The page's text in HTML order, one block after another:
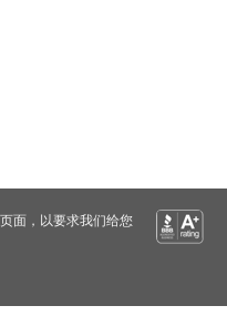
页面，以要求我们给您